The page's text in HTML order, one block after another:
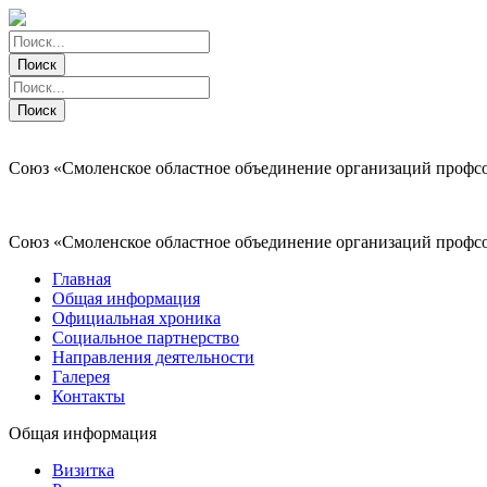
Поиск
Поиск
Поиск
Поиск
Союз «Смоленское областное объединение организаций
Союз «Смоленское областное объединение организаций
Главная
Общая информация
Официальная хроника
Социальное партнерство
Направления деятельности
Галерея
Контакты
Общая информация
Визитка